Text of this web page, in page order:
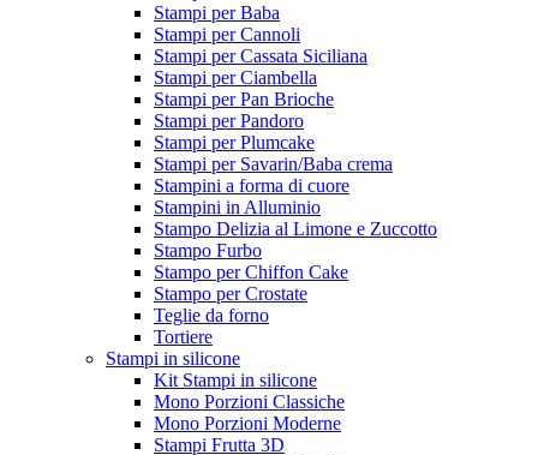
Stampi per Baba
Stampi per Cannoli
Stampi per Cassata Siciliana
Stampi per Ciambella
Stampi per Pan Brioche
Stampi per Pandoro
Stampi per Plumcake
Stampi per Savarin/Baba crema
Stampini a forma di cuore
Stampini in Alluminio
Stampo Delizia al Limone e Zuccotto
Stampo Furbo
Stampo per Chiffon Cake
Stampo per Crostate
Teglie da forno
Tortiere
Stampi in silicone
Kit Stampi in silicone
Mono Porzioni Classiche
Mono Porzioni Moderne
Stampi Frutta 3D